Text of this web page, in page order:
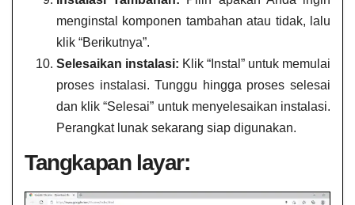
menginstal komponen tambahan atau tidak, lalu
klik “Berikutnya”.
Selesaikan instalasi: Klik “Instal” untuk memulai
proses instalasi. Tunggu hingga proses selesai
dan klik “Selesai” untuk menyelesaikan instalasi.
Perangkat lunak sekarang siap digunakan.
Tangkapan layar: